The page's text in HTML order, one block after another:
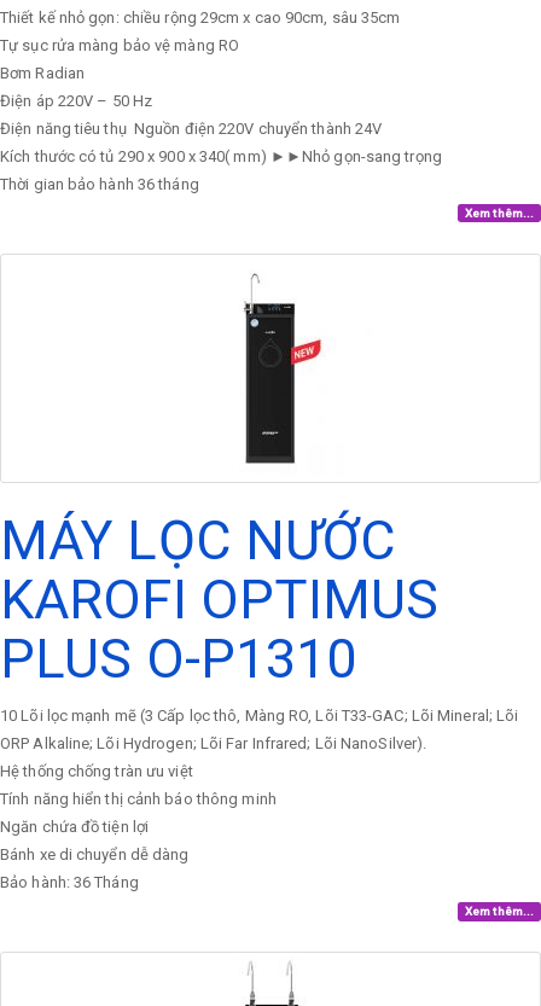
Thiết kế nhỏ gọn: chiều rộng 29cm x cao 90cm, sâu 35cm
Tự sục rửa màng bảo vệ màng RO
Bơm Radian
Điện áp 220V – 50 Hz
Điện năng tiêu thụ Nguồn điện 220V chuyển thành 24V
Kích thước có tủ 290 x 900 x 340( mm) ►►Nhỏ gọn-sang trọng
Thời gian bảo hành 36 tháng
Xem thêm...
MÁY LỌC NƯỚC
KAROFI OPTIMUS
PLUS O-P1310
10 Lõi lọc mạnh mẽ (3 Cấp lọc thô, Màng RO, Lõi T33-GAC; Lõi Mineral; Lõi
ORP Alkaline; Lõi Hydrogen; Lõi Far Infrared; Lõi NanoSilver).
Hệ thống chống tràn ưu việt
Tính năng hiển thị cảnh báo thông minh
Ngăn chứa đồ tiện lợi
Bánh xe di chuyển dễ dàng
Bảo hành: 36 Tháng
Xem thêm...